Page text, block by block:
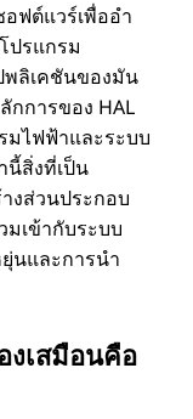
ฟต์แวร์เพื่ออํา
ปรแกรม
ลิเคชันของมัน
การของ HAL
มไฟฟ้าและระบบ
นี้สิ่งที่เป็น
งส่วนประกอบ
เข้ากับระบบ
นและการนํา
งเสมือนคือ